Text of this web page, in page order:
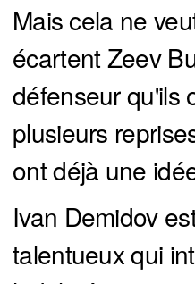
Mais cela ne
écartent Zeev
défenseur qu'ils
plusieurs
ont déjà une
Ivan Demidov
talentueux qui